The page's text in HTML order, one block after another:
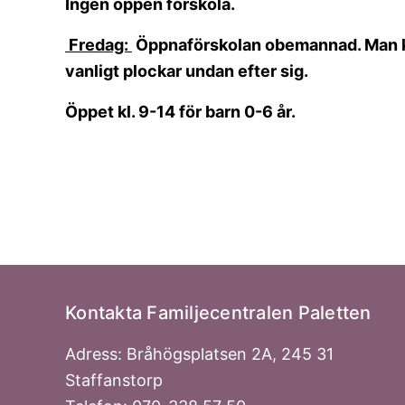
Fredag: Öppnaförskolan obemannad.
vanligt plockar undan efter sig.
Öppet kl. 9-14 för barn 0-6 år.
Kontakta Familjecentralen Paletten
Adress: Bråhögsplatsen 2A, 245 31
Staffanstorp